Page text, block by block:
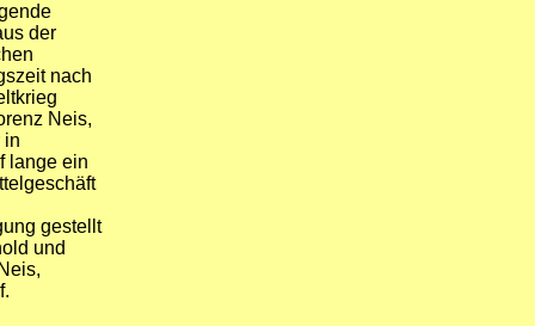
der
nach
Neis,
in
lange ein
gestellt
und